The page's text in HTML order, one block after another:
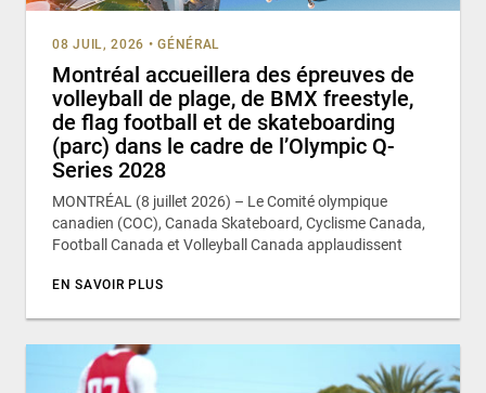
08 JUIL, 2026 • GÉNÉRAL
Montréal accueillera des épreuves de
volleyball de plage, de BMX freestyle,
de flag football et de skateboarding
(parc) dans le cadre de l’Olympic Q-
Series 2028
MONTRÉAL (8 juillet 2026) – Le Comité olympique
canadien (COC), Canada Skateboard, Cyclisme Canada,
Football Canada et Volleyball Canada applaudissent
EN SAVOIR PLUS